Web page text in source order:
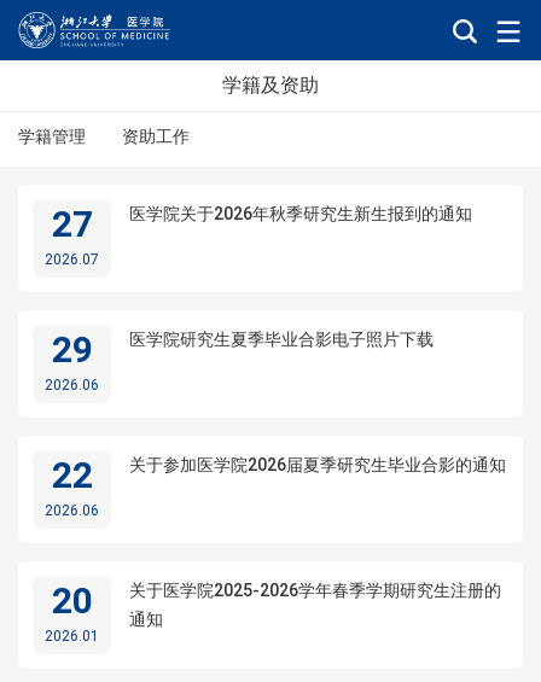
学籍及资助
学籍管理 资助工作
27
2026.07
医学院关于2026年秋季研究生新生报到的通知
29
2026.06
医学院研究生夏季毕业合影电子照片下载
22
2026.06
关于参加医学院2026届夏季研究生毕业合影的通知
20
2026.01
关于医学院2025-2026学年春季学期研究生注册的
通知